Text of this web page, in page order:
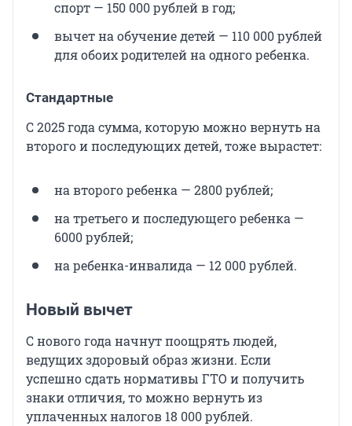
спорт — 150 000 рублей в год;
вычет на обучение детей — 110 000 рублей
для обоих родителей на одного ребенка.
Стандартные
С 2025 года сумма, которую можно вернуть на
второго и последующих детей, тоже вырастет:
на второго ребенка — 2800 рублей;
на третьего и последующего ребенка —
6000 рублей;
на ребенка-инвалида — 12 000 рублей.
Новый вычет
С нового года начнут поощрять людей,
ведущих здоровый образ жизни. Если
успешно сдать нормативы ГТО и получить
знаки отличия, то можно вернуть из
уплаченных налогов 18 000 рублей.